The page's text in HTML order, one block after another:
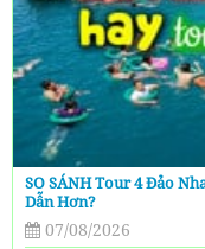
SO SÁNH Tour 4 Đảo
Dẫn Hơn?
07/08/2026